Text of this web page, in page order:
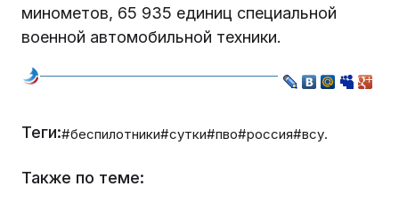
минометов, 65 935 единиц специальной
военной автомобильной техники.
Теги:#беспилотники#сутки#пво#россия#всу.
Также по теме: